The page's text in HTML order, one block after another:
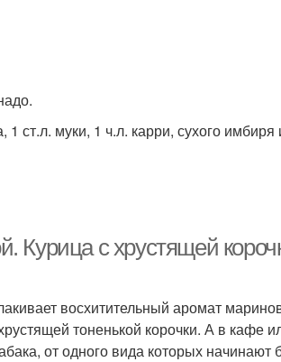
ст.л. муки, 1 ч.л. карри, сухого имбиря
Курица с хрустящей
восхитительный аромат
тоненькой корочки. А в кафе
от одного вида которых начинают